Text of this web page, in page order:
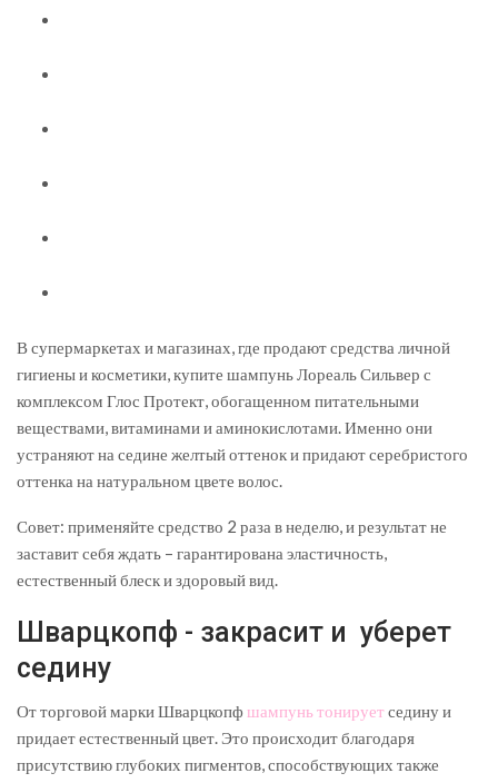
В супермаркетах и магазинах, где продают средства личной
гигиены и косметики, купите шампунь Лореаль Сильвер с
комплексом Глос Протект, обогащенном питательными
веществами, витаминами и аминокислотами. Именно они
устраняют на седине желтый оттенок и придают серебристого
оттенка на натуральном цвете волос.
Совет: применяйте средство 2 раза в неделю, и результат не
заставит себя ждать – гарантирована эластичность,
естественный блеск и здоровый вид.
Шварцкопф - закрасит и уберет
седину
От торговой марки Шварцкопфшампунь тонируетседину и
придает естественный цвет. Это происходит благодаря
присутствию глубоких пигментов, способствующих также